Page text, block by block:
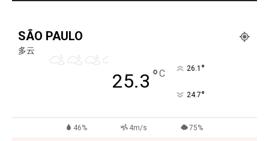
SÃO PAULO
多云
25.3 °C 26.1 °
24.7°
46% 4m/s 75%